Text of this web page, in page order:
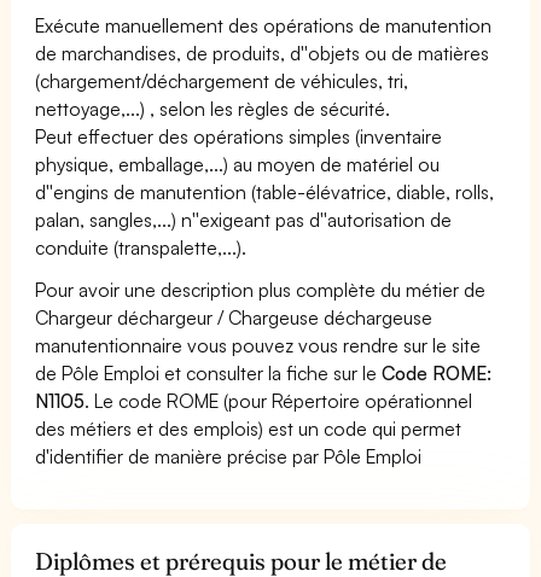
Exécute manuellement des opérations de manutention
de marchandises, de produits, d''objets ou de matières
(chargement/déchargement de véhicules, tri,
nettoyage,...) , selon les règles de sécurité.
Peut effectuer des opérations simples (inventaire
physique, emballage,...) au moyen de matériel ou
d''engins de manutention (table-élévatrice, diable, rolls,
palan, sangles,...) n''exigeant pas d''autorisation de
conduite (transpalette,...).
Pour avoir une description plus complète du métier de
Chargeur déchargeur / Chargeuse déchargeuse
manutentionnaire vous pouvez vous rendre sur le site
de Pôle Emploi et consulter la fiche sur leCode ROME:
N1105. Le code ROME (pour Répertoire opérationnel
des métiers et des emplois) est un code qui permet
d'identifier de manière précise par Pôle Emploi
Diplômes et prérequis pour le métier de